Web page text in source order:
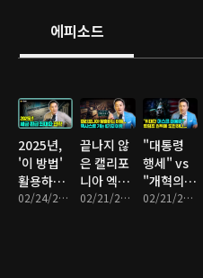
에피소드
2025년,
'이 방법'
활용하면
세금 최대
02/24/2025 • 12분
끝나지 않
은 캘리포
니아 엑소
더스... 텍
02/21/2025 • 7분
"대통령
행세" vs
"개혁의
핵심 인02/21/2025 • 9분